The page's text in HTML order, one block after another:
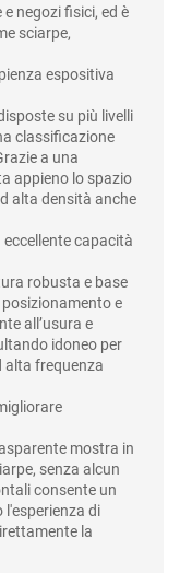
negozi fisici, ed è
sciarpe,
espositiva
su più livelli
classificazione
a una
appieno lo spazio
alta densità anche
capacità
robusta e base
e
all’usura e
idoneo per
alta frequenza
mostra in
senza alcun
consente un
l'esperienza di
la